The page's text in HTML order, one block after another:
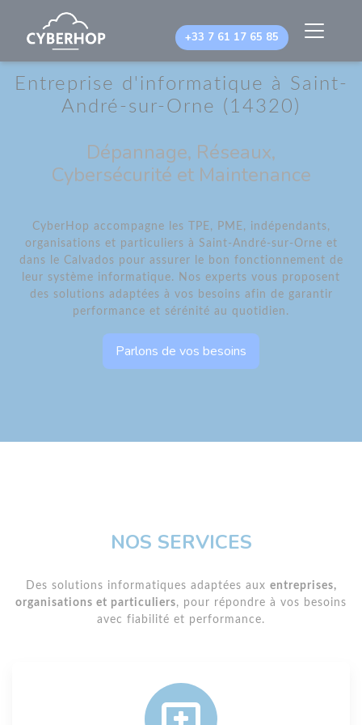
Panneau de gestion des cookies
+33 7 61 17 65 85
Entreprise d'informatique à Saint-
André-sur-Orne (14320)
Dépannage, Réseaux,
Cybersécurité et Maintenance
CyberHop accompagne les TPE, PME, indépendants,
organisations et particuliers à Saint-André-sur-Orne et
dans le Calvados pour assurer le bon fonctionnement de
leur système informatique. Nos experts vous proposent
des solutions adaptées à vos besoins afin de garantir
performance et sérénité au quotidien.
Parlons de vos besoins
NOS SERVICES
Des solutions informatiques adaptées aux entreprises,
organisations et particuliers, pour répondre à vos besoins
avec fiabilité et performance.